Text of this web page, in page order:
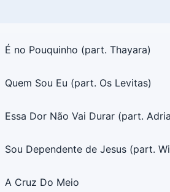
É no Pouquinho (part. Thayara)
Quem Sou Eu (part. Os Levitas)
Essa Dor Não Vai Durar (part.
Sou Dependente de Jesus (part.
A Cruz Do Meio